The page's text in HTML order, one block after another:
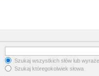
Szukaj wszystkich słów lub
Szukaj któregokolwiek słowa